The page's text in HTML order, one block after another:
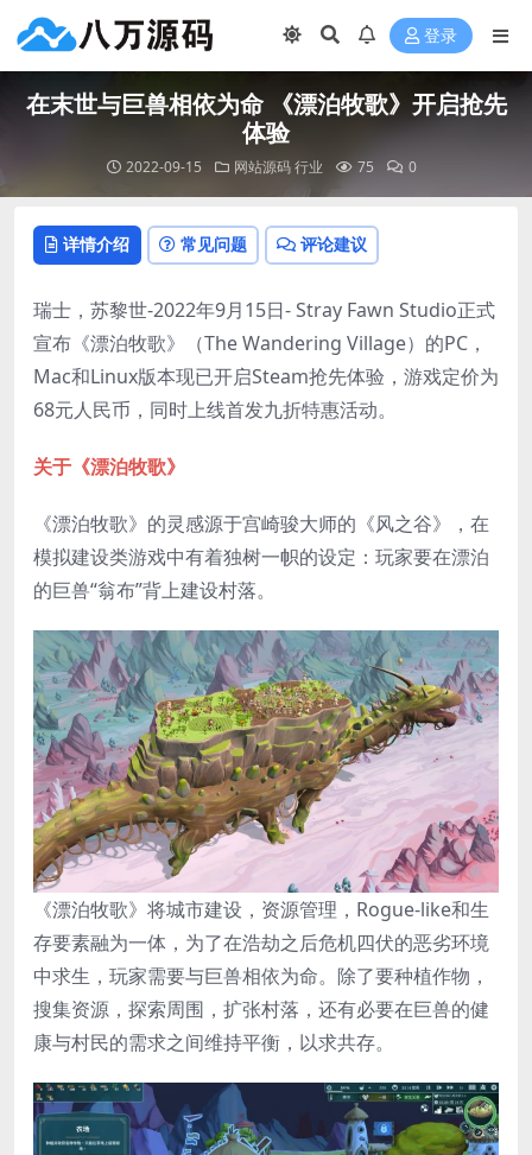
登录
在末世与巨兽相依为命 《漂泊牧歌》开启抢先
体验
2022-09-15 网站源码 行业 75 0
详情介绍 常见问题 评论建议
瑞士，苏黎世-2022年9月15日- Stray Fawn Studio正式
宣布《漂泊牧歌》（The Wandering Village）的PC，
Mac和Linux版本现已开启Steam抢先体验，游戏定价为
68元人民币，同时上线首发九折特惠活动。
关于《漂泊牧歌》
《漂泊牧歌》的灵感源于宫崎骏大师的《风之谷》，在
模拟建设类游戏中有着独树一帜的设定：玩家要在漂泊
的巨兽“翁布”背上建设村落。
《漂泊牧歌》将城市建设，资源管理，Rogue-like和生
存要素融为一体，为了在浩劫之后危机四伏的恶劣环境
中求生，玩家需要与巨兽相依为命。除了要种植作物，
搜集资源，探索周围，扩张村落，还有必要在巨兽的健
康与村民的需求之间维持平衡，以求共存。